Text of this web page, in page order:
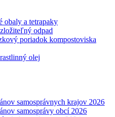
obaly a tetrapaky
odpad
poriadok kompostoviska
olej
samosprávnych krajov 2026
samosprávy obcí 2026